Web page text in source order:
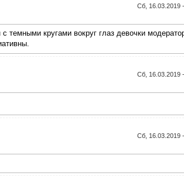
Сб, 16.03.2019
темными кругами вокруг глаз девочки
Сб, 16.03.2019
Сб, 16.03.2019